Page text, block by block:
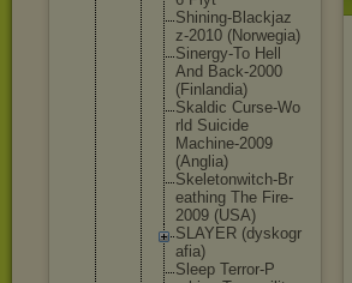
Shining-Blackjaz
z-2010 (Norwegia)
Sinergy-To Hell
And Back-2000
(Finland ia)
Skaldic Curse-Wo
rld Suicide
Machine-2009
(Anglia)
Skeletonwitch-Br
eathing The Fire-
2009 (USA)
SLAYER (dyskogr
afia)
Sleep Terror-P